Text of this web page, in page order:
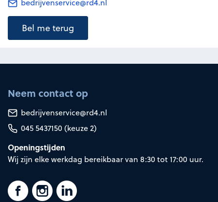
bedrijvenservice@rd4.nl
Bel me terug
Neem contact op
bedrijvenservice@rd4.nl
045 5437150 (keuze 2)
Openingstijden
Wij zijn elke werkdag bereikbaar van 8:30 tot 17:00 uur.